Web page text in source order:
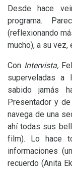
Desde hace
programa.
(reflexionando
mucho), a su vez,
Con Intervista,
superveladas a
sabido jamás
Presentador y
navega de una
ahí todas sus
film). Lo hace
informaciones
recuerdo (Anita